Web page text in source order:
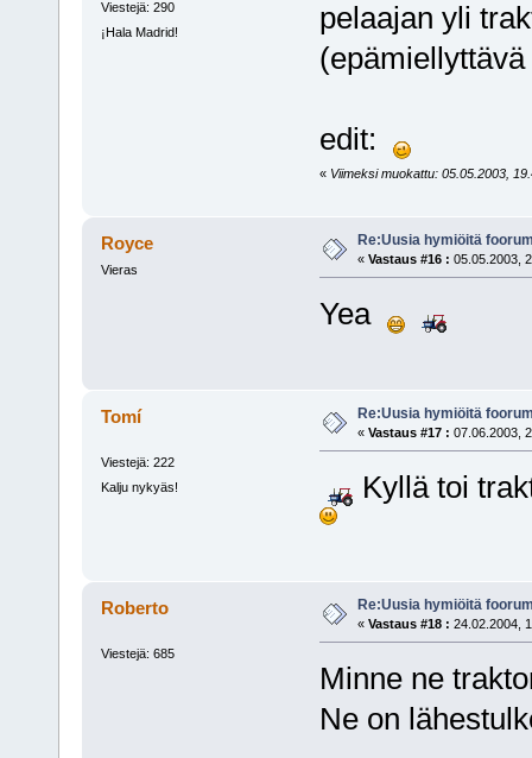
Viestejä: 290
¡Hala Madrid!
pelaajan yli
edit:
« Viimeksi muokattu: 05.05.2003,
Royce
Vieras
Re:Uusia hymiöitä
« Vastaus #16 : 05.05.2003,
Yea
Tomí
Viestejä: 222
Kalju nykyäs!
Re:Uusia hymiöitä
« Vastaus #17 : 07.06.2003,
Kyllä toi
Roberto
Viestejä: 685
Re:Uusia hymiöitä
« Vastaus #18 : 24.02.2004,
Minne ne
Ne on